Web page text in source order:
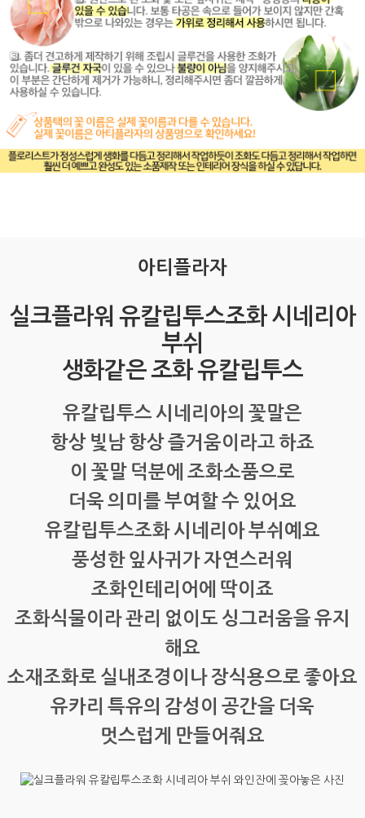
아티플라자
실크플라워 유칼립투스조화 시네리아
부쉬
생화같은 조화 유칼립투스
유칼립투스 시네리아의 꽃말은
항상 빛남 항상 즐거움이라고 하죠
이 꽃말 덕분에 조화소품으로
더욱 의미를 부여할 수 있어요
유칼립투스조화 시네리아 부쉬예요
풍성한 잎사귀가 자연스러워
조화인테리어에 딱이죠
조화식물이라 관리 없이도 싱그러움을 유지
해요
소재조화로 실내조경이나 장식용으로 좋아요
유카리 특유의 감성이 공간을 더욱
멋스럽게 만들어줘요